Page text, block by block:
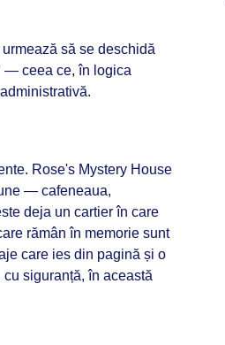
să se deschidă
— ceea ce, în logica
Rose's Mystery House
— cafeneaua,
deja un cartier în care
rămân în memorie sunt
care ies din pagină și o
siguranță, în această